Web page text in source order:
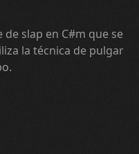
slap en C#m que se
la técnica de pulgar
& Slap - Charlie Puth